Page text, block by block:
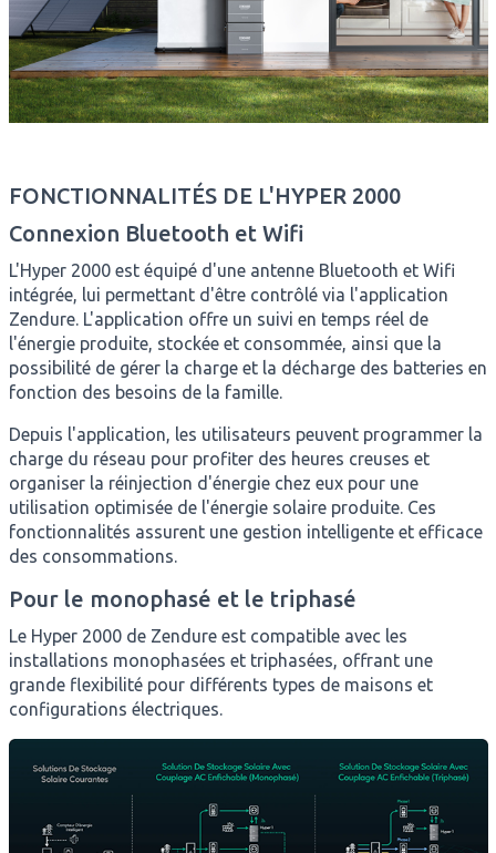
FONCTIONNALITÉS DE L'HYPER 2000
Connexion Bluetooth et Wifi
L'Hyper 2000 est équipé d'une antenne Bluetooth et Wifi
intégrée, lui permettant d'être contrôlé via l'application
Zendure. L'application offre un suivi en temps réel de
l'énergie produite, stockée et consommée, ainsi que la
possibilité de gérer la charge et la décharge des batteries en
fonction des besoins de la famille.
Depuis l'application, les utilisateurs peuvent programmer la
charge du réseau pour profiter des heures creuses et
organiser la réinjection d'énergie chez eux pour une
utilisation optimisée de l'énergie solaire produite. Ces
fonctionnalités assurent une gestion intelligente et efficace
des consommations.
Pour le monophasé et le triphasé
Le Hyper 2000 de Zendure est compatible avec les
installations monophasées et triphasées, offrant une
grande flexibilité pour différents types de maisons et
configurations électriques.